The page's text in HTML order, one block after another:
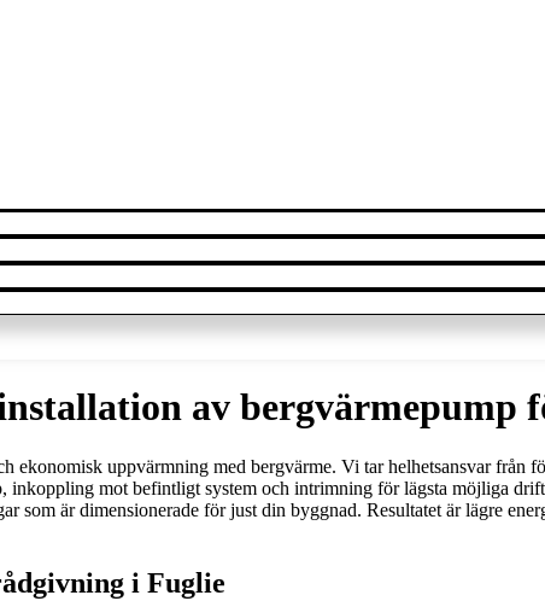
av bergvärmepump
uppvärmning med bergvärme. Vi tar helhetsansvar från
mot befintligt system och intrimning för lägsta möjliga
som är dimensionerade för just din byggnad. Resultatet är lägre
i Fuglie